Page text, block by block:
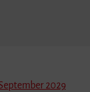
2029